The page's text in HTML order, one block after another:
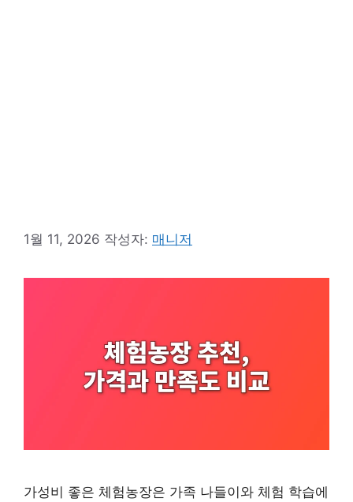
1월 11, 2026 작성자: 매니저
가성비 좋은 체험농장은 가족 나들이와 체험 학습에